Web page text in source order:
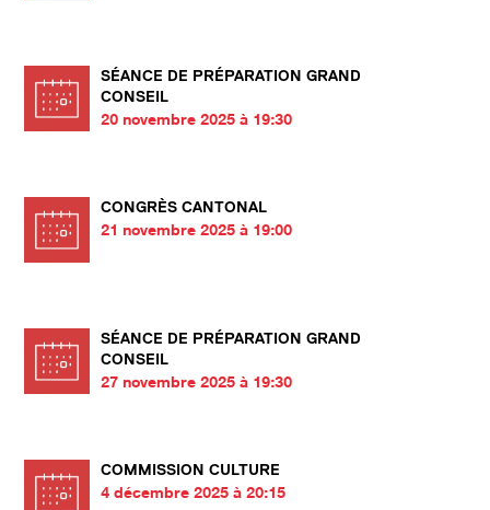
SÉANCE DE PRÉPARATION GRAND
CONSEIL
20 novembre 2025 à 19:30
CONGRÈS CANTONAL
21 novembre 2025 à 19:00
SÉANCE DE PRÉPARATION GRAND
CONSEIL
27 novembre 2025 à 19:30
COMMISSION CULTURE
4 décembre 2025 à 20:15